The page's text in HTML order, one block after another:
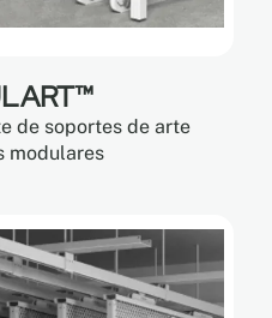
de soportes de arte
modulares